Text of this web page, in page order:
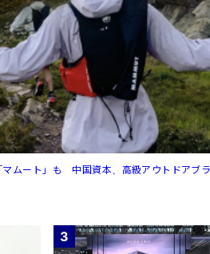
マムート」も 中国資本、高級アウトドアブ
3